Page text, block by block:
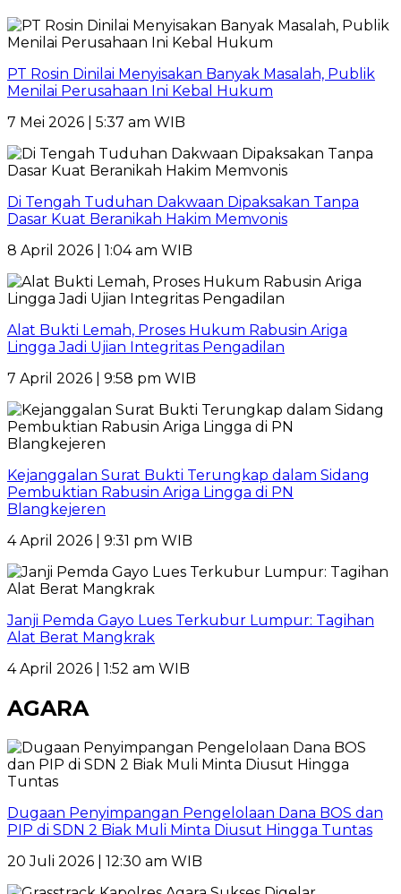
PT Rosin Dinilai Menyisakan Banyak Masalah, Publik
Menilai Perusahaan Ini Kebal Hukum
7 Mei 2026 | 5:37 am WIB
Di Tengah Tuduhan Dakwaan Dipaksakan Tanpa
Dasar Kuat Beranikah Hakim Memvonis
8 April 2026 | 1:04 am WIB
Alat Bukti Lemah, Proses Hukum Rabusin Ariga
Lingga Jadi Ujian Integritas Pengadilan
7 April 2026 | 9:58 pm WIB
Kejanggalan Surat Bukti Terungkap dalam Sidang
Pembuktian Rabusin Ariga Lingga di PN
Blangkejeren
4 April 2026 | 9:31 pm WIB
Janji Pemda Gayo Lues Terkubur Lumpur: Tagihan
Alat Berat Mangkrak
4 April 2026 | 1:52 am WIB
AGARA
Dugaan Penyimpangan Pengelolaan Dana BOS dan
PIP di SDN 2 Biak Muli Minta Diusut Hingga Tuntas
20 Juli 2026 | 12:30 am WIB